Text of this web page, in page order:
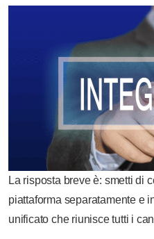
La risposta breve è: smetti di
piattaforma separatamente e
unificato che riunisce tutti i